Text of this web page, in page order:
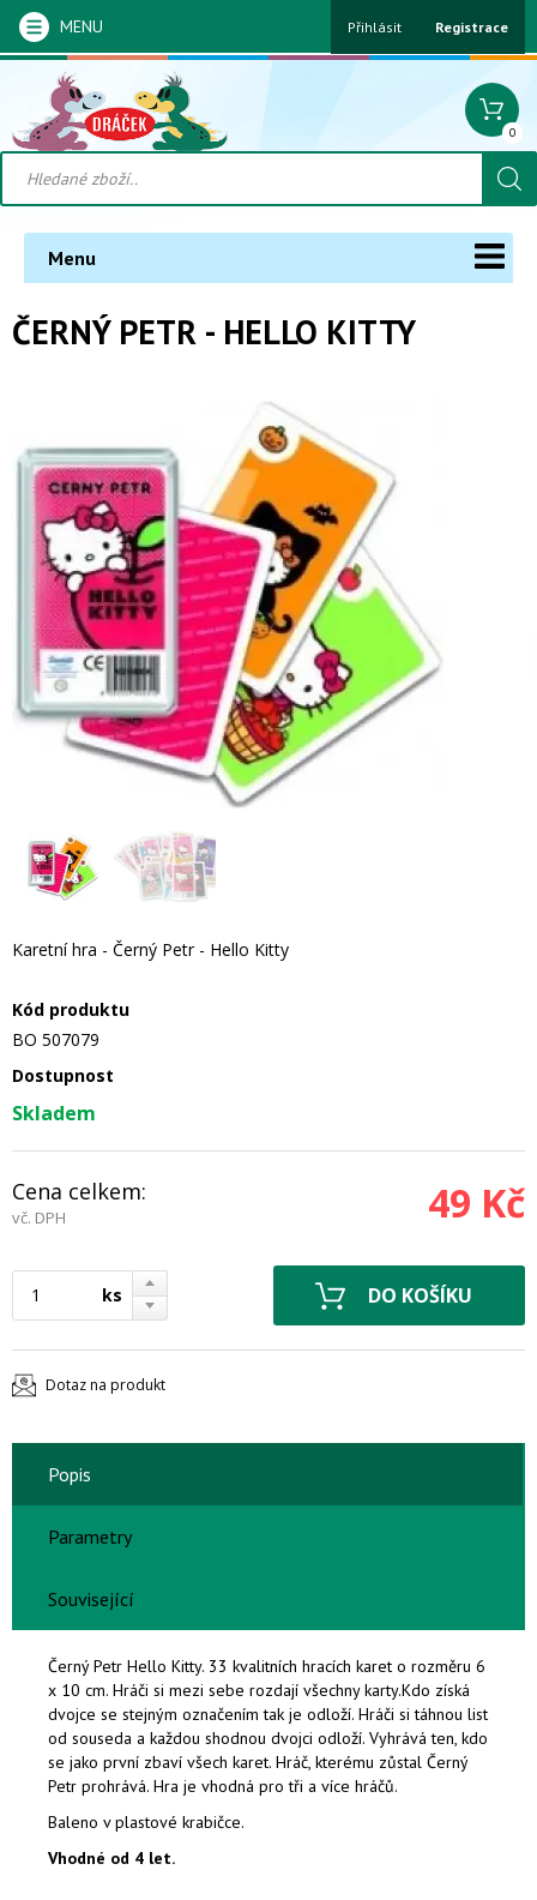
MENU Přihlásit Registrace
0
Menu
ČERNÝ PETR - HELLO KITTY
Karetní hra - Černý Petr - Hello Kitty
Kód produktu
BO 507079
Dostupnost
Skladem
Cena celkem:
vč. DPH 49 Kč
ks
Dotaz na produkt
Popis
Parametry
Související
Černý Petr Hello Kitty. 33 kvalitních hracích karet o rozměru 6
x 10 cm. Hráči si mezi sebe rozdají všechny karty.Kdo získá
dvojce se stejným označením tak je odloží. Hráči si táhnou list
od souseda a každou shodnou dvojci odloží. Vyhrává ten, kdo
se jako první zbaví všech karet. Hráč, kterému zůstal Černý
Petr prohrává. Hra je vhodná pro tři a více hráčů.
Baleno v plastové krabičce.
Vhodné od 4 let.